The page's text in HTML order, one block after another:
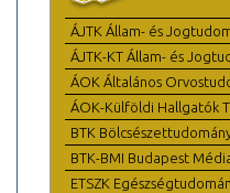
ÁJTK Állam- és
ÁJTK-KT Állam- és
ÁOK Általános
ÁOK-Külföldi Hallgatók
BTK
BTK-BMI Budapest
ETSZK